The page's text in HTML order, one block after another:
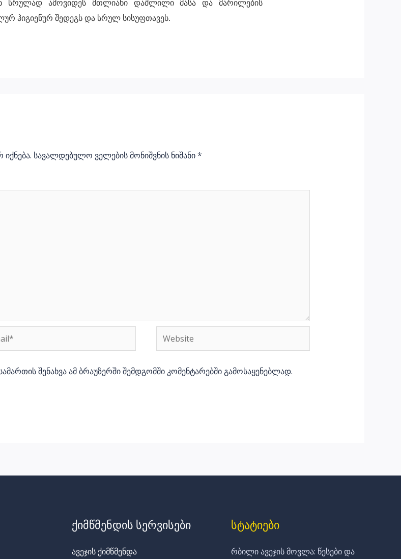
სრულად ამოვიდეს მთლიანი დაშლილი მასა და მარილების
ჰიგიენურ შედეგს და სრულ სისუფთავეს.
სავალდებულო ველების მონიშვნის ნიშანი*
Website
შენახვა ამ ბრაუზერში შემდგომში კომენტარებში გამოსაყენებლად.
ქიმწმენდის სერვისები
ავეჯის ქიმწმენდა
სტატიები
რბილი ავეჯის მოვლა: წესები და